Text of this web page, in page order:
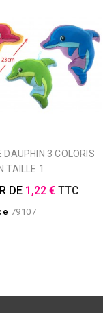
TAILLE 1
DE 1,22 € TTC
79107